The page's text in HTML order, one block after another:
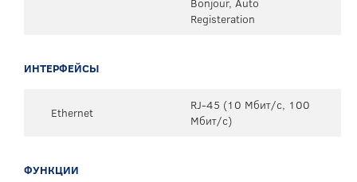
Registeration
ИНТЕРФЕЙСЫ
Ethernet
RJ-45 (10 Мбит/с, 100
Мбит/с)
ФУНКЦИИ